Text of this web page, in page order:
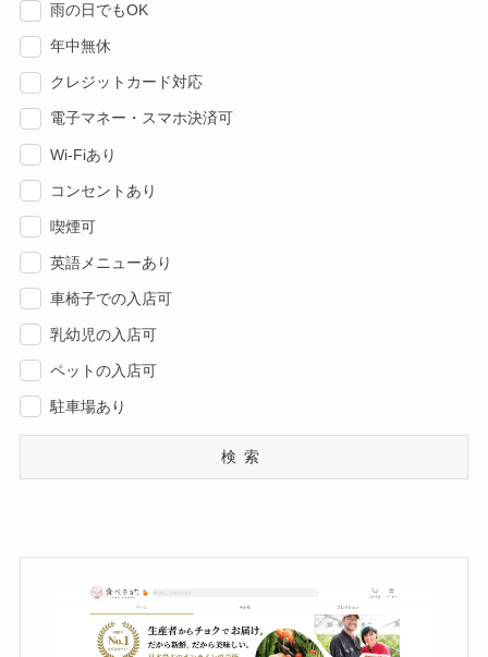
雨の日でもOK
年中無休
クレジットカード対応
電子マネー・スマホ決済可
Wi-Fiあり
コンセントあり
喫煙可
英語メニューあり
車椅子での入店可
乳幼児の入店可
ペットの入店可
駐車場あり
検索